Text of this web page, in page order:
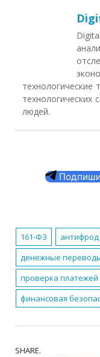
технологические
людей.
161-ФЗ антифрод
денежные
проверка платежей
финансовая
SHARE.